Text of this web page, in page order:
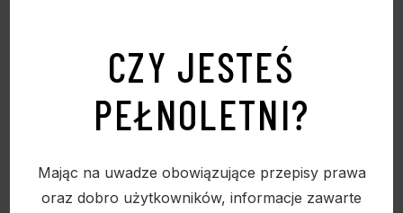
CZY JESTEŚ
PEŁNOLETNI?
Mając na uwadze obowiązujące przepisy prawa
oraz dobro użytkowników, informacje zawarte